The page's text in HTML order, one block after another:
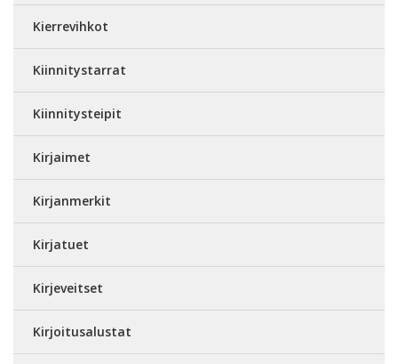
Kierrevihkot
Kiinnitystarrat
Kiinnitysteipit
Kirjaimet
Kirjanmerkit
Kirjatuet
Kirjeveitset
Kirjoitusalustat